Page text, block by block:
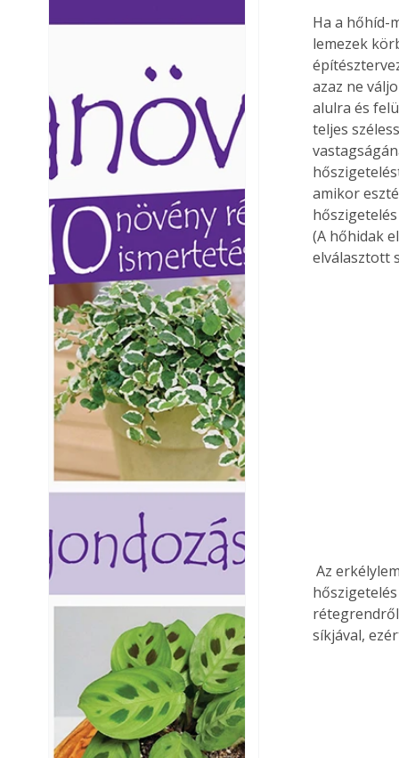
Ezermester
Laptapir kényelmes
mert: – t
Ha a hőhíd-
lemezek
azaz ne
alulra és
teljes
amikor
(A hőhidak
elválasztott
Az erkélylemez szigetelésének rétegrendje egyenes vagy fordított lehet. Ha a
síkjával,